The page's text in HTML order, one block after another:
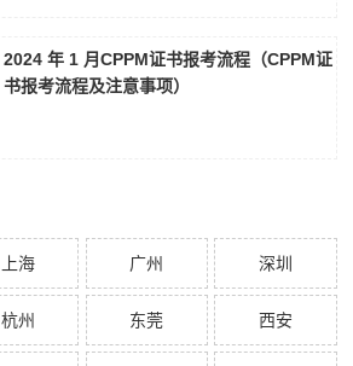
2024 年 1 月CPPM证书报考流程（CPPM证
书报考流程及注意事项）
上海 广州 深圳
杭州 东莞 西安